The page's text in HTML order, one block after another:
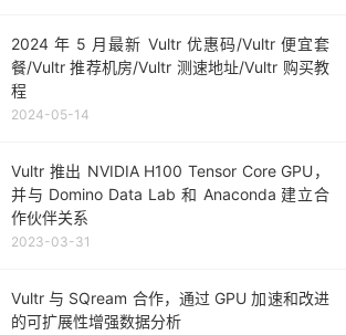
2024 年 5 月最新 Vultr 优惠码/Vultr 便宜套
餐/Vultr 推荐机房/Vultr 测速地址/Vultr 购买教
程
2024-05-14
Vultr 推出 NVIDIA H100 Tensor Core GPU，
并与 Domino Data Lab 和 Anaconda 建立合
作伙伴关系
2023-03-31
Vultr 与 SQream 合作，通过 GPU 加速和改进
的可扩展性增强数据分析